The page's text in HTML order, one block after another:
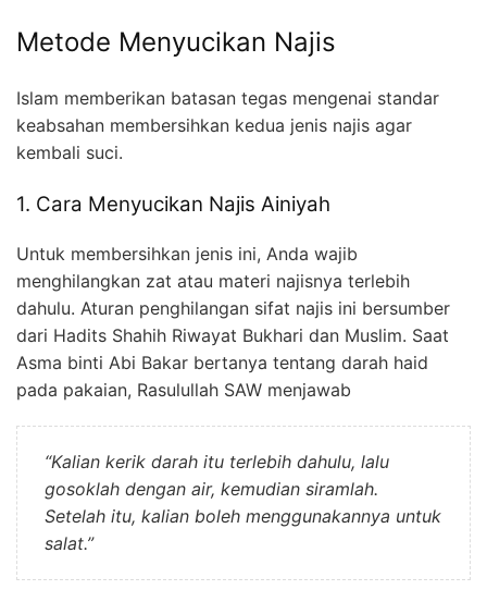
Metode Menyucikan Najis
Islam memberikan batasan tegas mengenai standar
keabsahan membersihkan kedua jenis najis agar
kembali suci.
1. Cara Menyucikan Najis Ainiyah
Untuk membersihkan jenis ini, Anda wajib
menghilangkan zat atau materi najisnya terlebih
dahulu. Aturan penghilangan sifat najis ini bersumber
dari Hadits Shahih Riwayat Bukhari dan Muslim. Saat
Asma binti Abi Bakar bertanya tentang darah haid
pada pakaian, Rasulullah SAW menjawab
“Kalian kerik darah itu terlebih dahulu, lalu
gosoklah dengan air, kemudian siramlah.
Setelah itu, kalian boleh menggunakannya untuk
salat.”